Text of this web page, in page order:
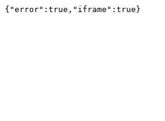
{"error":true,"iframe":true}